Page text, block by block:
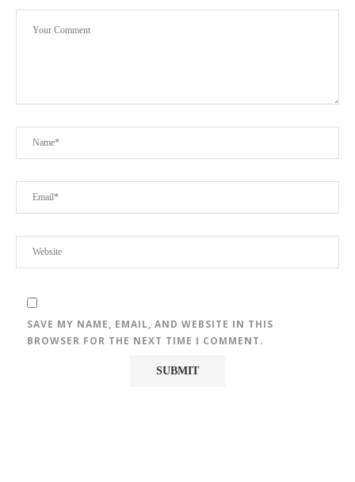
SAVE MY NAME, EMAIL, AND WEBSITE IN THIS
BROWSER FOR THE NEXT TIME I COMMENT.